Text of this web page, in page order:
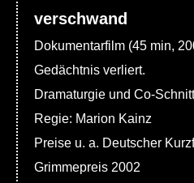
verschwand
Dokumentarfilm (45 min,
Gedächtnis verliert.
Dramaturgie und Co-
Regie: Marion Kainz
Preise u. a. Deutscher
Grimmepreis 2002